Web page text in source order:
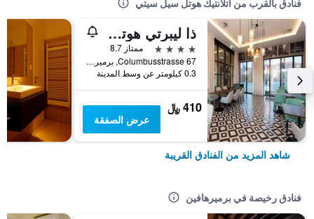
فنادق بالقرب من أتلانتيك هوتل سيل سيتي
ذا ليبرتي هوتل بريميرهاف ن، بد دبليو سيجنيتشر كوليكشن
4 نجوم
ممتاز 8.7
Columbusstrasse 67, برميرهافين, ولاية بريمن, ألمانيا
0.3 كيلومتر عن وسط المدينة
410 ﷼
عرض الصفقة
شاهد المزيد من الفنادق القريبة
فنادق رخيصة في برميرهافين